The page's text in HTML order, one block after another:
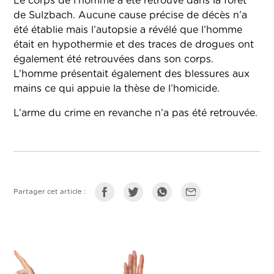
de Sulzbach. Aucune cause précise de décès n’a
été établie mais l’autopsie a révélé que l’homme
était en hypothermie et des traces de drogues ont
également été retrouvées dans son corps.
L’homme présentait également des blessures aux
mains ce qui appuie la thèse de l’homicide.
L’arme du crime en revanche n’a pas été retrouvée.
Partager cet article :